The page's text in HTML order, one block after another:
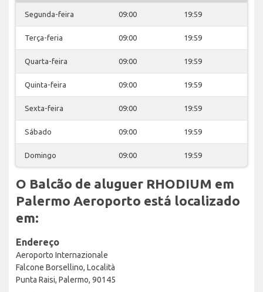
Segunda-feira 09:00 19:59
Terça-feria 09:00 19:59
Quarta-feira 09:00 19:59
Quinta-feira 09:00 19:59
Sexta-feira 09:00 19:59
Sábado 09:00 19:59
Domingo 09:00 19:59
O Balcão de aluguer RHODIUM em
Palermo Aeroporto está localizado
em:
Endereço
Aeroporto Internazionale
Falcone Borsellino, Località
Punta Raisi, Palermo, 90145